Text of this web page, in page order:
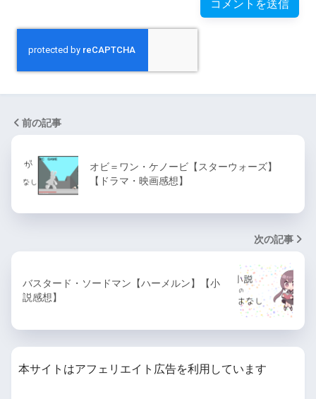
前の記事
オビ＝ワン・ケノービ【スターウォーズ】
【ドラマ・映画感想】
次の記事
バスタード・ソードマン【ハーメルン】【小
説感想】
本サイトはアフェリエイト広告を利用しています